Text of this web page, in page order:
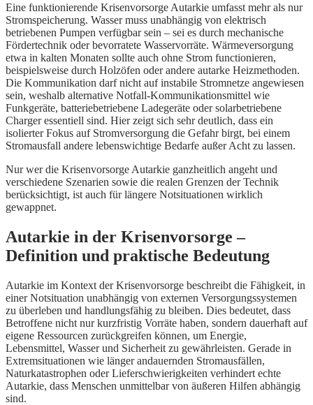
Eine funktionierende Krisenvorsorge Autarkie umfasst mehr als nur
Stromspeicherung. Wasser muss unabhängig von elektrisch
betriebenen Pumpen verfügbar sein – sei es durch mechanische
Fördertechnik oder bevorratete Wasservorräte. Wärmeversorgung
etwa in kalten Monaten sollte auch ohne Strom functionieren,
beispielsweise durch Holzöfen oder andere autarke Heizmethoden.
Die Kommunikation darf nicht auf instabile Stromnetze angewiesen
sein, weshalb alternative Notfall-Kommunikationsmittel wie
Funkgeräte, batteriebetriebene Ladegeräte oder solarbetriebene
Charger essentiell sind. Hier zeigt sich sehr deutlich, dass ein
isolierter Fokus auf Stromversorgung die Gefahr birgt, bei einem
Stromausfall andere lebenswichtige Bedarfe außer Acht zu lassen.
Nur wer die Krisenvorsorge Autarkie ganzheitlich angeht und
verschiedene Szenarien sowie die realen Grenzen der Technik
berücksichtigt, ist auch für längere Notsituationen wirklich
gewappnet.
Autarkie in der Krisenvorsorge –
Definition und praktische Bedeutung
Autarkie im Kontext der Krisenvorsorge beschreibt die Fähigkeit, in
einer Notsituation unabhängig von externen Versorgungssystemen
zu überleben und handlungsfähig zu bleiben. Dies bedeutet, dass
Betroffene nicht nur kurzfristig Vorräte haben, sondern dauerhaft auf
eigene Ressourcen zurückgreifen können, um Energie,
Lebensmittel, Wasser und Sicherheit zu gewährleisten. Gerade in
Extremsituationen wie länger andauernden Stromausfällen,
Naturkatastrophen oder Lieferschwierigkeiten verhindert echte
Autarkie, dass Menschen unmittelbar von äußeren Hilfen abhängig
sind.